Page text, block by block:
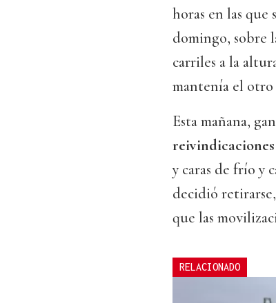
horas en las que
domingo, sobre
carriles a la
mantenía el otro
Esta mañana,
reivindicaciones
y caras de frío y
decidió
que las
RELACIONADO